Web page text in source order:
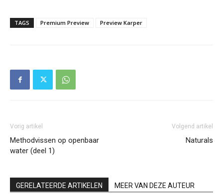
TAGS Premium Preview Preview Karper
Vorig artikel
Methodvissen op openbaar
water (deel 1)
Volgend artikel
Naturals
GERELATEERDE ARTIKELEN MEER VAN DEZE AUTEUR